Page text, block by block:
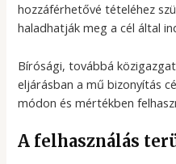
hozzáférhetővé tételéhez
haladhatják meg a cél által
Bírósági, továbbá
eljárásban a mű bizonyítás
módon és mértékben
A felhasználás